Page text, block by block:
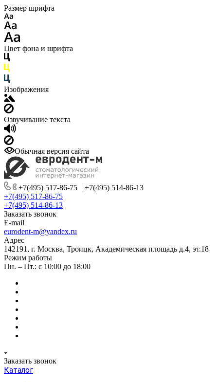
Размер шрифта
Цвет фона и шрифта
Изображения
Озвучивание текста
Обычная версия сайта
+7(495) 517-86-75 | +7(495) 514-86-13
+7(495) 517-86-75
+7(495) 514-86-13
Заказать звонок
E-mail
eurodent-m@yandex.ru
Адрес
142191, г. Москва, Троицк, Академическая площадь д.4, эт.18
Режим работы
Пн. – Пт.: с 10:00 до 18:00
Заказать звонок
Каталог